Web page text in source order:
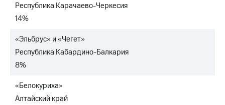
облигаций
Еврооблигации-2023
о
облигаций
Другое
Республика Карачаево-Черкесия
14%
«Эльбрус» и «Чегет»
Республика Кабардино-Балкария
8%
«Белокуриха»
Алтайский край